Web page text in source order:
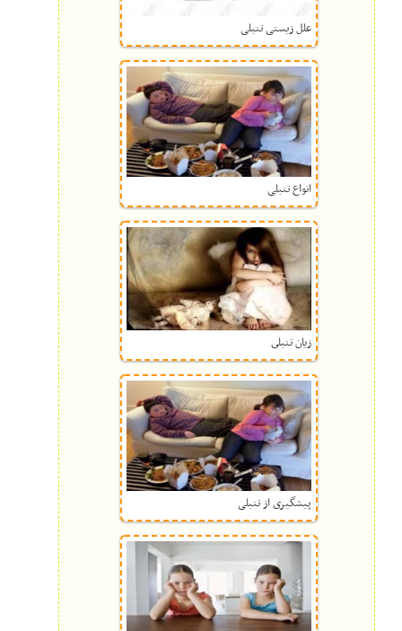
علل زیستی تنبلی
انواع تنبلی
زیان تنبلى
پیشگیرى‌ از تنبلی